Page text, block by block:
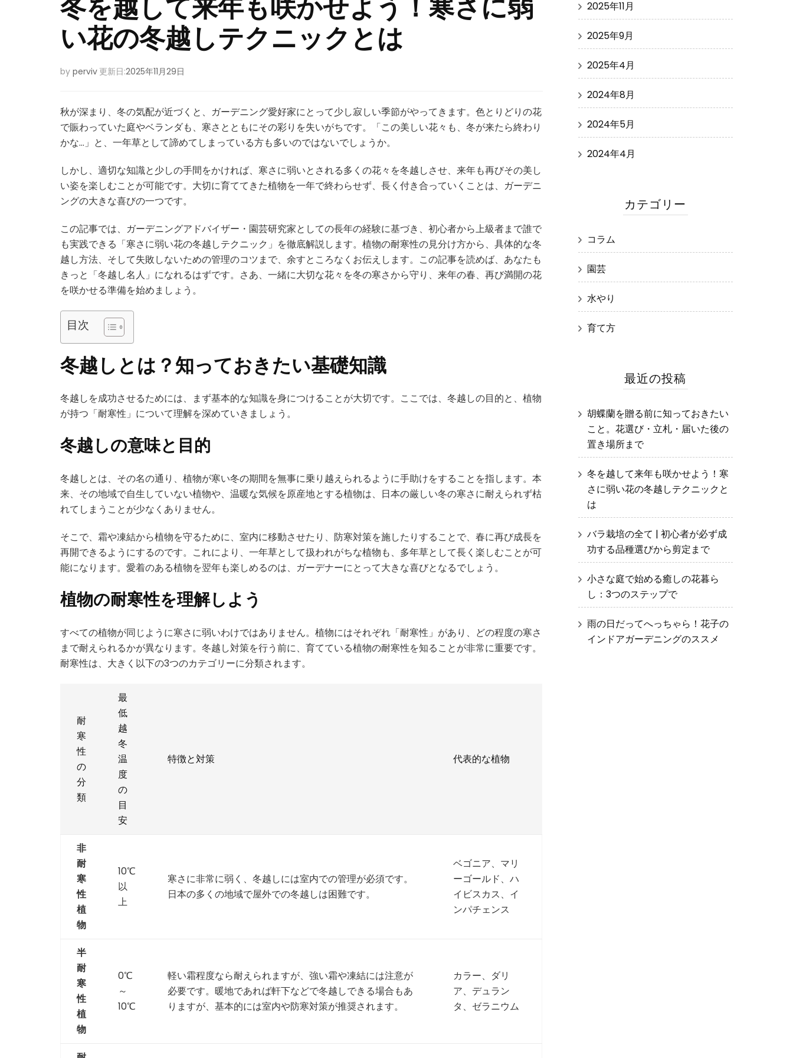
い花の冬越しテクニックとは
by perviv 更新日:2025年11月29日
秋が深まり、冬の気配が近づくと、ガーデニング愛好家にとって少し寂しい季節がやってきます。色とりどりの花
で賑わっていた庭やベランダも、寒さとともにその彩りを失いがちです。「この美しい花々も、冬が来たら終わり
かな…」と、一年草として諦めてしまっている方も多いのではないでしょうか。
しかし、適切な知識と少しの手間をかければ、寒さに弱いとされる多くの花々を冬越しさせ、来年も再びその美し
い姿を楽しむことが可能です。大切に育ててきた植物を一年で終わらせず、長く付き合っていくことは、ガーデニ
ングの大きな喜びの一つです。
この記事では、ガーデニングアドバイザー・園芸研究家としての長年の経験に基づき、初心者から上級者まで誰で
も実践できる「寒さに弱い花の冬越しテクニック」を徹底解説します。植物の耐寒性の見分け方から、具体的な冬
越し方法、そして失敗しないための管理のコツまで、余すところなくお伝えします。この記事を読めば、あなたも
きっと「冬越し名人」になれるはずです。さあ、一緒に大切な花々を冬の寒さから守り、来年の春、再び満開の花
を咲かせる準備を始めましょう。
目次
冬越しとは？知っておきたい基礎知識
冬越しを成功させるためには、まず基本的な知識を身につけることが大切です。ここでは、冬越しの目的と、植物
が持つ「耐寒性」について理解を深めていきましょう。
冬越しの意味と目的
冬越しとは、その名の通り、植物が寒い冬の期間を無事に乗り越えられるように手助けをすることを指します。本
来、その地域で自生していない植物や、温暖な気候を原産地とする植物は、日本の厳しい冬の寒さに耐えられず枯
れてしまうことが少なくありません。
そこで、霜や凍結から植物を守るために、室内に移動させたり、防寒対策を施したりすることで、春に再び成長を
再開できるようにするのです。これにより、一年草として扱われがちな植物も、多年草として長く楽しむことが可
能になります。愛着のある植物を翌年も楽しめるのは、ガーデナーにとって大きな喜びとなるでしょう。
植物の耐寒性を理解しよう
すべての植物が同じように寒さに弱いわけではありません。植物にはそれぞれ「耐寒性」があり、どの程度の寒さ
まで耐えられるかが異なります。冬越し対策を行う前に、育てている植物の耐寒性を知ることが非常に重要です。
耐寒性は、大きく以下の3つのカテゴリーに分類されます。
耐
寒
性
の
分
類
最
低
越
冬
温
度
の
目
安
特徴と対策 代表的な植物
非
耐
寒
性
植
物
10℃
以
上
寒さに非常に弱く、冬越しには室内での管理が必須です。
日本の多くの地域で屋外での冬越しは困難です。
ベゴニア、マリ
ーゴールド、ハ
イビスカス、イ
ンパチェンス
半
耐
寒
性
植
物
0℃
～
10℃
軽い霜程度なら耐えられますが、強い霜や凍結には注意が
必要です。暖地であれば軒下などで冬越しできる場合もあ
りますが、基本的には室内や防寒対策が推奨されます。
カラー、ダリ
ア、デュラン
タ、ゼラニウム
2025年11月
2025年9月
2025年4月
2024年8月
2024年5月
2024年4月
カテゴリー
コラム
園芸
水やり
育て方
最近の投稿
胡蝶蘭を贈る前に知っておきたい
こと。花選び・立札・届いた後の
置き場所まで
冬を越して来年も咲かせよう！寒
さに弱い花の冬越しテクニックと
は
バラ栽培の全て | 初心者が必ず成
功する品種選びから剪定まで
小さな庭で始める癒しの花暮ら
し：3つのステップで
雨の日だってへっちゃら！花子の
インドアガーデニングのススメ